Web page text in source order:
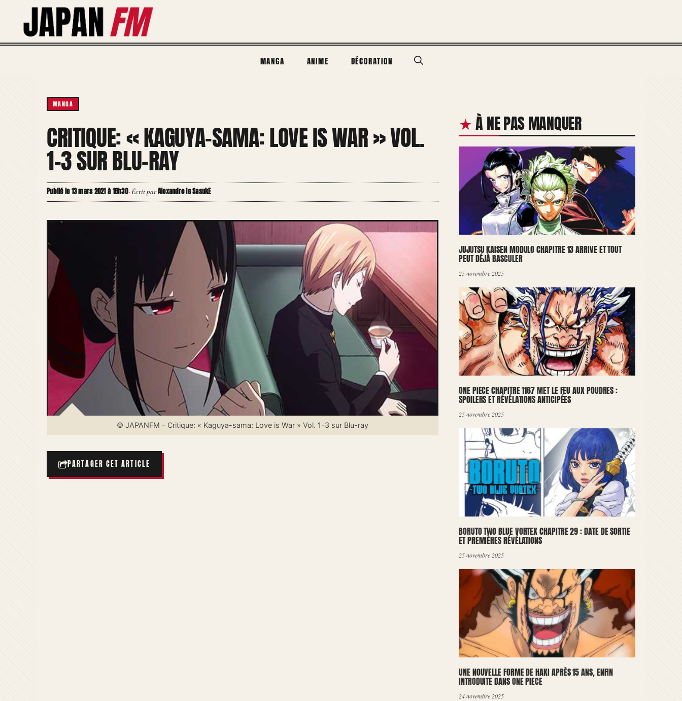
contenu
MANGA ANIME DÉCORATION
MANGA
CRITIQUE: « KAGUYA-SAMA: LOVE IS WAR » VOL.
1-3 SUR BLU-RAY
Publié le 13 mars 2021 à 18h30·Écrit parAlexandre le SasukE
© JAPANFM - Critique: « Kaguya-sama: Love is War » Vol. 1-3 sur Blu-ray
PARTAGER CET ARTICLE
À NE PAS MANQUER
JUJUTSU KAISEN MODULO CHAPITRE 13 ARRIVE ET TOUT
PEUT DÉJÀ BASCULER
25 novembre 2025
ONE PIECE CHAPITRE 1167 MET LE FEU AUX POUDRES :
SPOILERS ET RÉVÉLATIONS ANTICIPÉES
25 novembre 2025
BORUTO TWO BLUE VORTEX CHAPITRE 29 : DATE DE SORTIE
ET PREMIÈRES RÉVÉLATIONS
25 novembre 2025
UNE NOUVELLE FORME DE HAKI APRÈS 15 ANS, ENFIN
INTRODUITE DANS ONE PIECE
24 novembre 2025